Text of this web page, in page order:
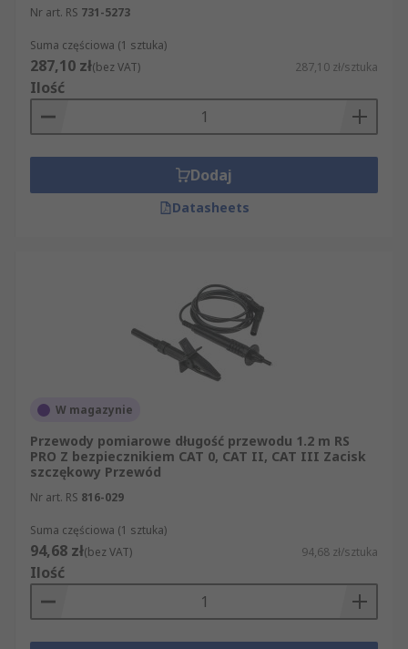
Nr art. RS 731-5273
Suma częściowa (1 sztuka)
287,10 zł(bez VAT) 287,10 zł/sztuka
Ilość
Dodaj
Datasheets
W magazynie
Przewody pomiarowe długość przewodu 1.2 m RS
PRO Z bezpiecznikiem CAT 0, CAT II, CAT III Zacisk
szczękowy Przewód
Nr art. RS 816-029
Suma częściowa (1 sztuka)
94,68 zł(bez VAT) 94,68 zł/sztuka
Ilość